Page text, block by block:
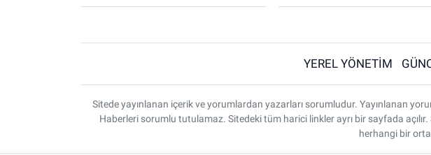
YEREL YÖNETİM
Sitede yayınlanan içerik ve yorumlardan yazarları sorumludur. Yayınlanan
Haberleri sorumlu tutulamaz. Sitedeki tüm harici linkler ayrı bir sayfada
herhangi bir